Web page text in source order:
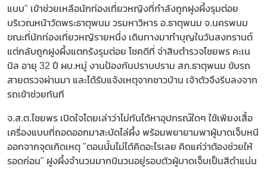
แบบ" เข้าช่วยเหลือนักท่องเที่ยวหญิงที่กำลังถูกฝูงผึ้งรุมต่อย
บริเวณหน้าวัดพระธาตุพนม วรมหาวิหาร อ.ธาตุพนม จ.นครพนม
ขณะที่นักท่องเที่ยวหญิรายหนึ่ง เดินทางมาทำบุญในวันสงกรานต์
แต่กลับถูกฝูงผึ้งแตกรังรุมต่อย โชคดีที่ จ่าสิบตำรวจไชยพร คะเน
นิล อายุ 32 ปี ผบ.หมู่ งานป้องกันปราบปราม สภ.ธาตุพนม ขับรถ
สายตรวจผ่านมา และได้รับแจ้งเหตุจากชาวบ้าน เจ้าตัวจึงรีบลงจาก
รถเข้าช่วยทันที
จ.ส.ต.ไชยพร เปิดใจโดยเล่าว่าไม่ทันได้หาอุปกรณ์ใดๆ ใช้เพียงเสื้อ
เครื่องแบบที่ถอดออกมาสะบัดไล่ผึ้ง พร้อมพยายามพาผู้บาดเจ็บหนี
ออกจากจุดเกิดเหตุ "ตอนนั้นไม่ได้คิดอะไรเลย คิดแค่ว่าต้องช่วยให้
รอดก่อน" ฝูงผึ้งจำนวนมากบินวนอยู่รอบตัวผู้บาดเจ็บเป็นสีดำแน่น